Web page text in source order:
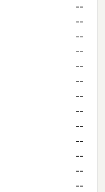
--
--
--
--
--
--
--
--
--
--
--
--
--